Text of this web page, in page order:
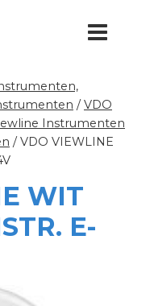
/ VDO
Instrumenten
/ VDO VIEWLINE
WIT
E-